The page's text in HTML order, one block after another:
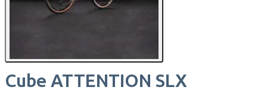
Cube ATTENTION SLX